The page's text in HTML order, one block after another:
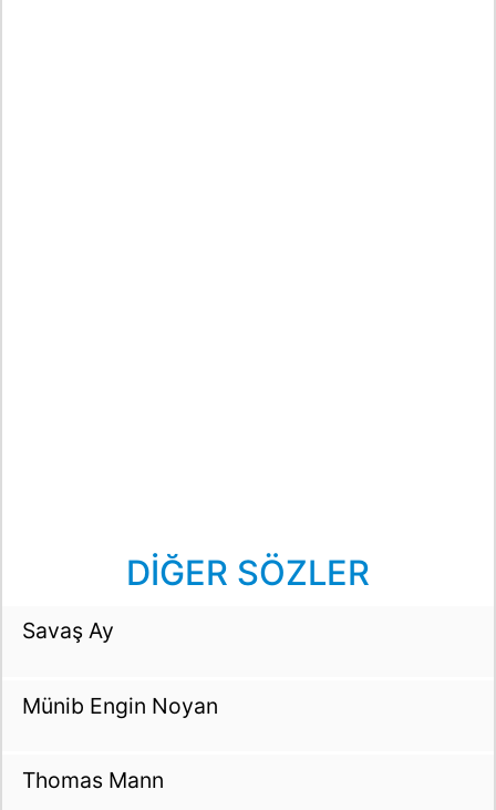
DİĞER SÖZLER
Savaş Ay
Münib Engin Noyan
Thomas Mann